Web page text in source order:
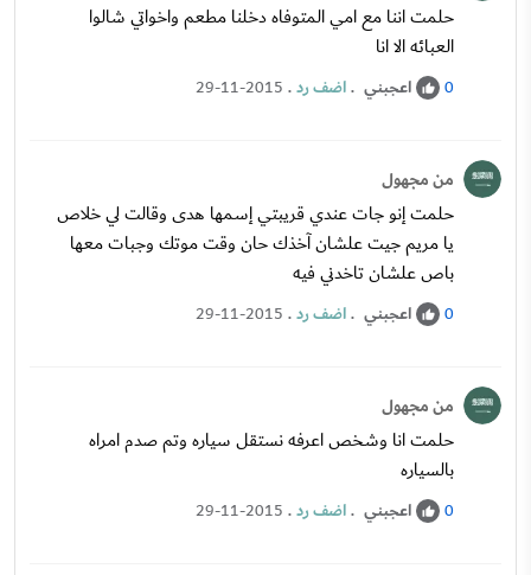
حلمت اننا مع امي المتوفاه دخلنا مطعم واخواتي شالوا
العبائه الا انا
0 اعجبني .اضف رد.
29-11-2015
من مجهول
حلمت إنو جات عندي قريبتي إسمها هدى وقالت لي خلاص
يا مريم جيت علشان آخذك حان وقت موتك وجبات معها
باص علشان تاخدني فيه
0 اعجبني .اضف رد.
29-11-2015
من مجهول
حلمت انا وشخص اعرفه نستقل سياره وتم صدم امراه
بالسياره
0 اعجبني .اضف رد.
29-11-2015